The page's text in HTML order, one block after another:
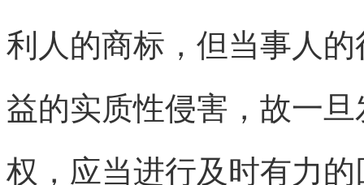
利人的商标，但当事人
益的实质性侵害，故一
权，应当进行及时有力